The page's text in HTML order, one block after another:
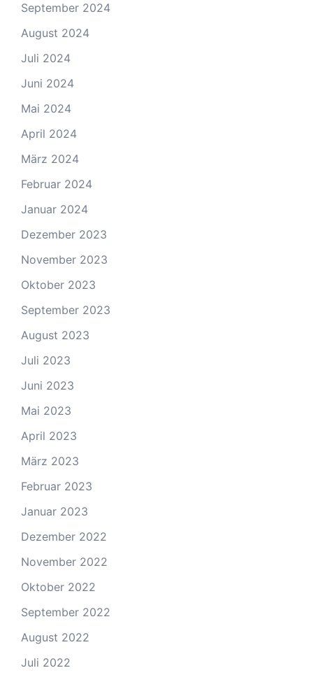
September 2024
August 2024
Juli 2024
Juni 2024
Mai 2024
April 2024
März 2024
Februar 2024
Januar 2024
Dezember 2023
November 2023
Oktober 2023
September 2023
August 2023
Juli 2023
Juni 2023
Mai 2023
April 2023
März 2023
Februar 2023
Januar 2023
Dezember 2022
November 2022
Oktober 2022
September 2022
August 2022
Juli 2022